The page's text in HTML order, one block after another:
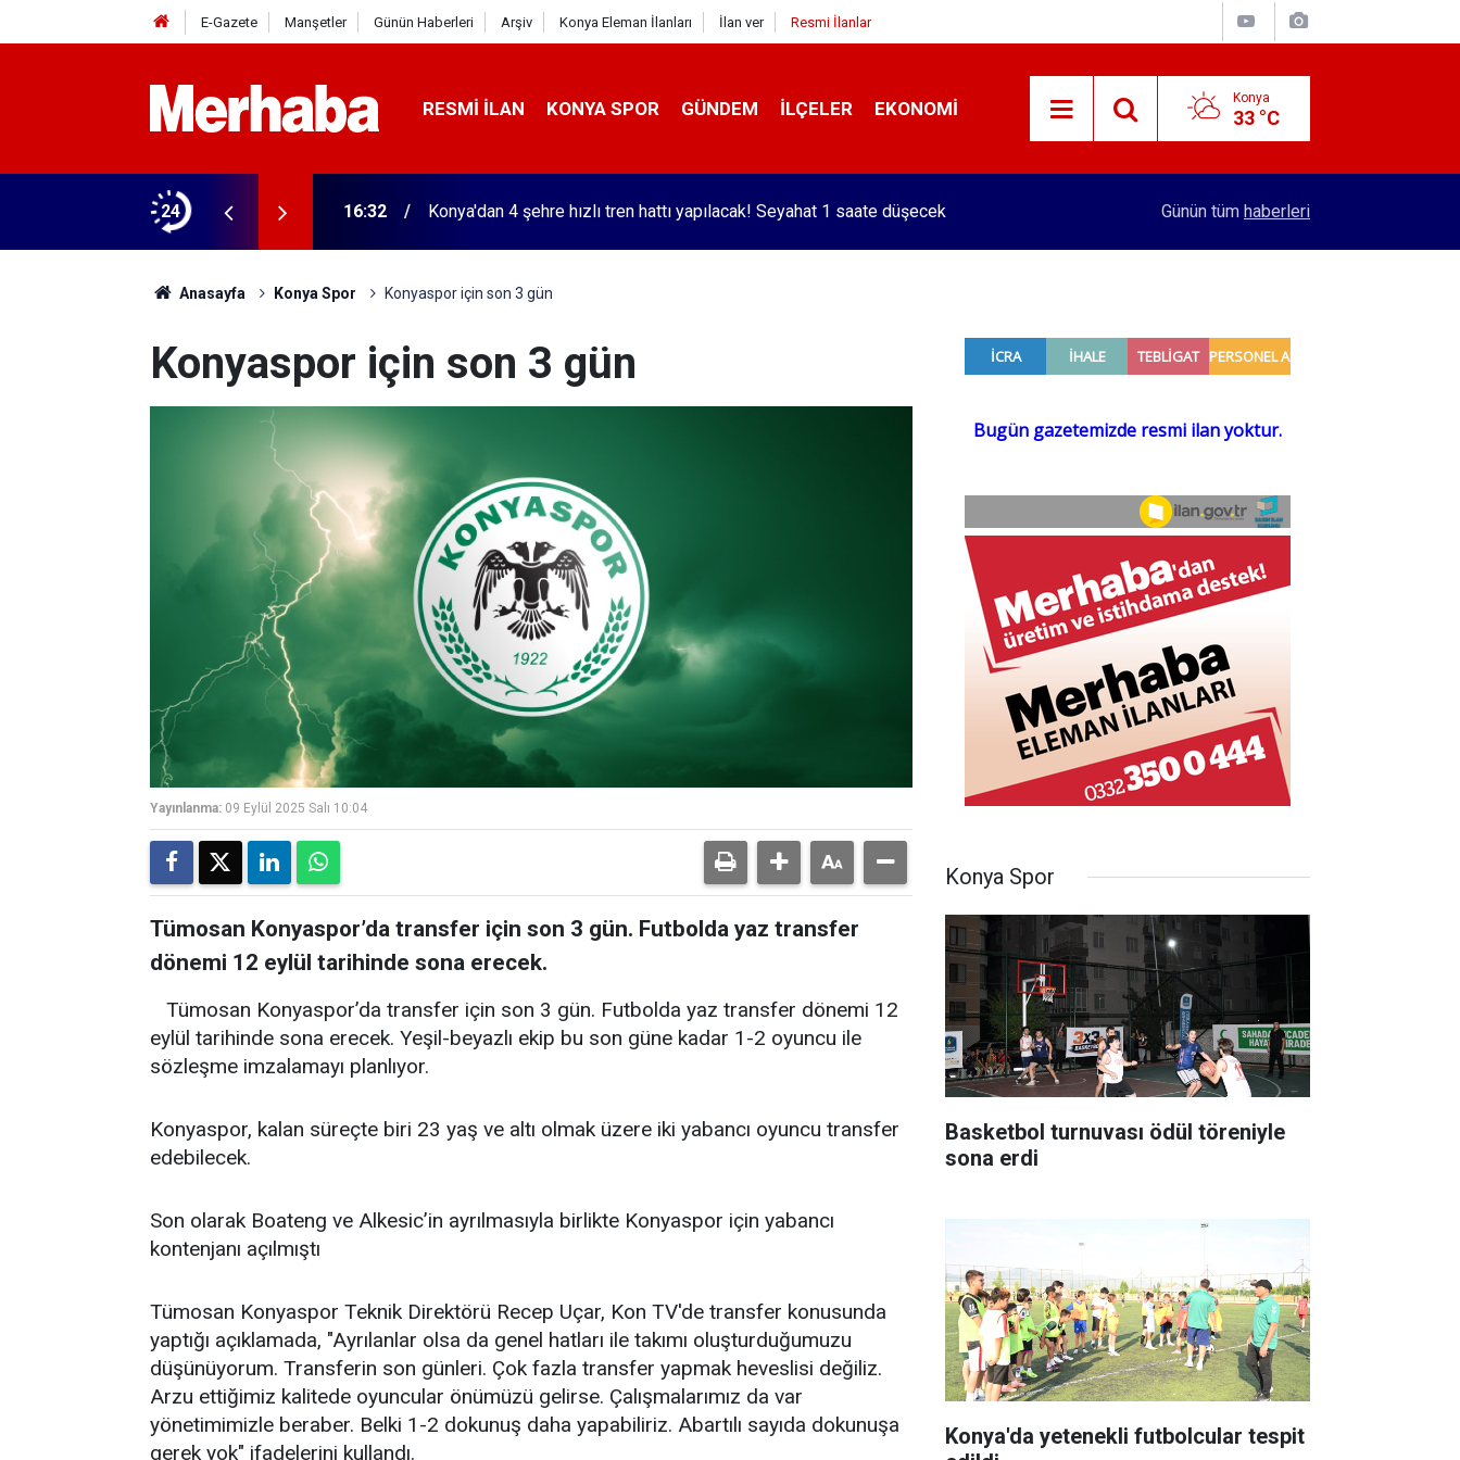
E-Gazete Manşetler Günün Haberleri Arşiv Konya Eleman İlanları İlan ver Resmi İlanlar
RESMI İLAN KONYA SPOR GÜNDEM İLÇELER EKONOMI Konya
33 °C
24
olay! Bu 51 şehirde yeni dönem başladı 16:32 Konya'dan 4 şehre hızlı tren hattı yapılacak! Seyahat 1 saate düşecek Demirel ve Karagöz ailelerinin mutlu günü
Günün tüm haberleri
Anasayfa Konya Spor Konyaspor için son 3 gün
Konyaspor için son 3 gün
Yayınlanma: 09 Eylül 2025 Salı 10:04
Tümosan Konyaspor’da transfer için son 3 gün. Futbolda yaz transfer
dönemi 12 eylül tarihinde sona erecek.
Tümosan Konyaspor’da transfer için son 3 gün. Futbolda yaz transfer dönemi 12
eylül tarihinde sona erecek. Yeşil-beyazlı ekip bu son güne kadar 1-2 oyuncu ile
sözleşme imzalamayı planlıyor.
Konyaspor, kalan süreçte biri 23 yaş ve altı olmak üzere iki yabancı oyuncu transfer
edebilecek.
Son olarak Boateng ve Alkesic’in ayrılmasıyla birlikte Konyaspor için yabancı
kontenjanı açılmıştı
Tümosan Konyaspor Teknik Direktörü Recep Uçar, Kon TV'de transfer konusunda
yaptığı açıklamada, "Ayrılanlar olsa da genel hatları ile takımı oluşturduğumuzu
düşünüyorum. Transferin son günleri. Çok fazla transfer yapmak heveslisi değiliz.
Arzu ettiğimiz kalitede oyuncular önümüzü gelirse. Çalışmalarımız da var
yönetimimizle beraber. Belki 1-2 dokunuş daha yapabiliriz. Abartılı sayıda dokunuşa
gerek yok" ifadelerini kullandı.
Konya Spor
Basketbol turnuvası ödül töreniyle
sona erdi
Konya'da yetenekli futbolcular tespit